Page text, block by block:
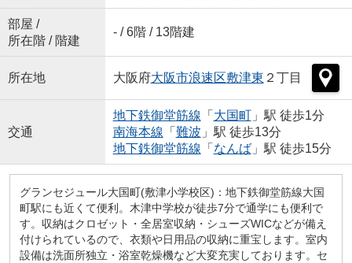
部屋 /
所在階 / 階建
- / 6階 / 13階建
所在地 大阪府大阪市浪速区敷津東 ２丁目
交通
地下鉄御堂筋線 「 大国町」駅 徒歩1分
南海本線 「 難波 」駅 徒歩13分
地下鉄御堂筋線 「 なんば」駅 徒歩15分
グランセジュール大国町(敷津小学校区)：地下鉄御堂筋線大国
町駅にも近くて便利。木津中学校が徒歩7分で通学にも便利で
す。収納はクロゼット・全居室収納・シューズWICなどが備え
付けられているので、衣類や日用品の収納に重宝します。室内
設備は洗面所独立・浴室乾燥機など大変充実しております。セ